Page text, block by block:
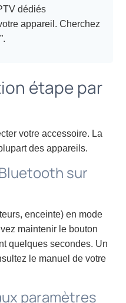
dédiés
appareil. Cherchez
étape par
votre accessoire. La
des appareils.
sur
enceinte) en mode
maintenir le bouton
quelques secondes. Un
le manuel de votre
paramètres